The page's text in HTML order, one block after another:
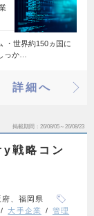
・世界約150ヵ国に
っか…
詳細へ
掲載期間 26/08/05～26/08/23
戦略コン
、福岡県
大手企業
管理